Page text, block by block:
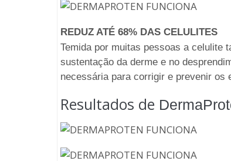
REDUZ ATÉ 68% DAS CELULITES
Temida por muitas pessoas a celulite
sustentação da derme e no
necessária para corrigir e prevenir os
Resultados de